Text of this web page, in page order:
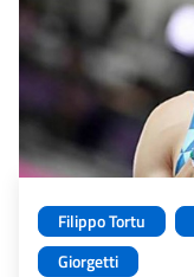
Filippo Tortu
Giorgetti